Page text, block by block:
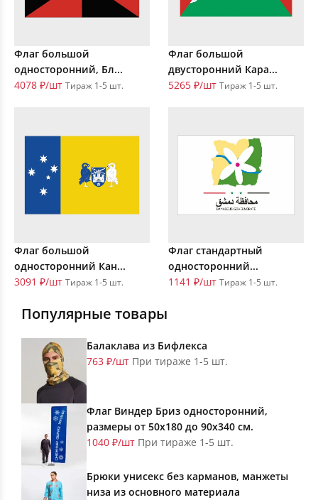
Флаг большой
односторонний, Бл...
4078 ₽/шт Тираж 1-5 шт.
Флаг большой
двусторонний Кара...
5265 ₽/шт Тираж 1-5 шт.
Флаг большой
односторонний Кан...
3091 ₽/шт Тираж 1-5 шт.
Флаг стандартный
односторонний...
1141 ₽/шт Тираж 1-5 шт.
Популярные товары
Балаклава из Бифлекса
763 ₽/шт При тираже 1-5 шт.
Флаг Виндер Бриз односторонний,
размеры от 50х180 до 90х340 см.
1040 ₽/шт При тираже 1-5 шт.
Брюки унисекс без карманов, манжеты
низа из основного материала